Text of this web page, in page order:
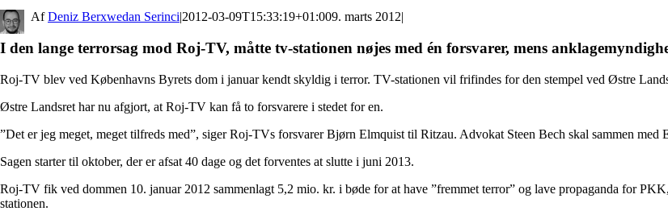
By Deniz Berxwedan Serinci|2012-03-09T15:33:19+01:009. marts 2012|
I den lange terrorsag mod Roj-TV, måtte tv-stationen nøjes med én forsvarer, mens
Roj-TV blev ved Københavns Byrets dom i januar kendt skyldig i terror. TV-stationen vil frifindes for den stempel ved Østre
Østre Landsret har nu afgjort, at Roj-TV kan få to forsvarere i stedet for en.
”Det er jeg meget, meget tilfreds med”, siger Roj-TVs forsvarer Bjørn Elmquist til Ritzau. Advokat Steen Bech skal sammen med
Sagen starter til oktober, der er afsat 40 dage og det forventes at slutte i juni 2013.
Roj-TV fik ved dommen 10. januar 2012 sammenlagt 5,2 mio. kr. i bøde for at have ”fremmet terror” og lave propaganda for
stationen.